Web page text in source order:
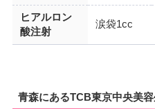
ヒアルロン
酸注射
涙袋1cc
青森にあるTCB東京中央美